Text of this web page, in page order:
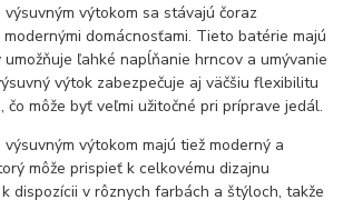
výtokom sa stávajú čoraz
domácnosťami. Tieto batérie majú
ľahké napĺňanie hrncov a umývanie
výtok zabezpečuje aj väčšiu flexibilitu
čo môže byť veľmi užitočné pri príprave jedál.
výtokom majú tiež moderný a
môže prispieť k celkovému dizajnu
dispozícii v rôznych farbách a štýloch, takže